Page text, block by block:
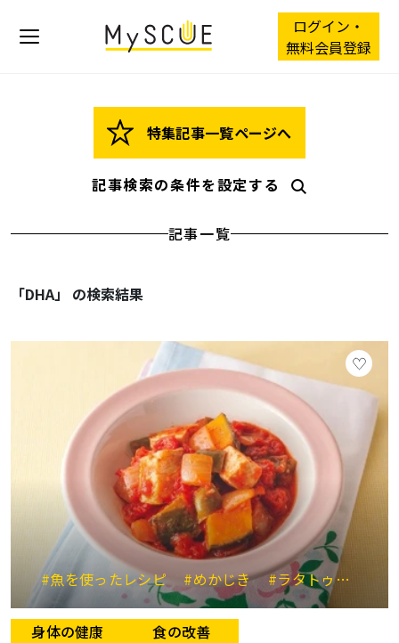
ログイン・
無料会員登録
特集記事一覧ページへ
記事検索の条件を設定する
記事一覧
「DHA」 の検索結果
#魚を使ったレシピ #めかじき #ラタトゥイユ
身体の健康 食の改善